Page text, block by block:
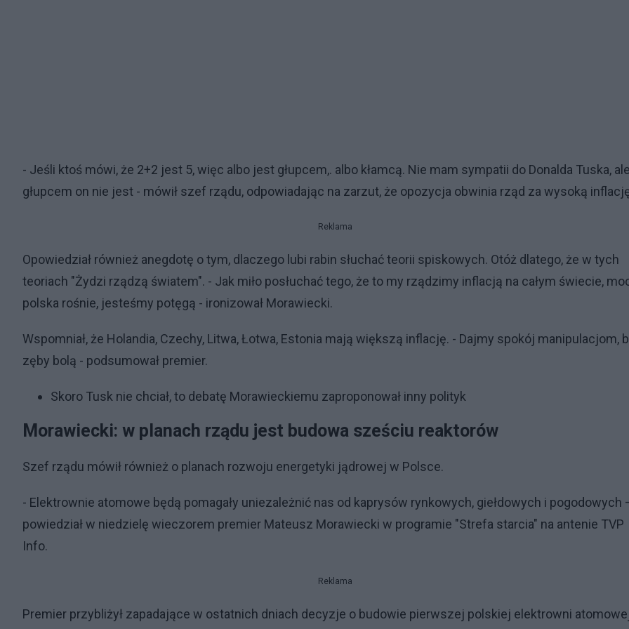
- Jeśli ktoś mówi, że 2+2 jest 5, więc albo jest głupcem,. albo kłamcą. Nie mam sympatii do Donalda Tuska, ale
głupcem on nie jest - mówił szef rządu, odpowiadając na zarzut, że opozycja obwinia rząd za wysoką
Reklama
Opowiedział również anegdotę o tym, dlaczego lubi rabin słuchać teorii spiskowych. Otóż dlatego, że w tych
teoriach "Żydzi rządzą światem". - Jak miło posłuchać tego, że to my rządzimy inflacją na całym świecie,
polska rośnie, jesteśmy potęgą - ironizował Morawiecki.
Wspomniał, że Holandia, Czechy, Litwa, Łotwa, Estonia mają większą inflację. - Dajmy spokój manipulacjom,
zęby bolą - podsumował premier.
Skoro Tusk nie chciał, to debatę Morawieckiemu zaproponował inny polityk
Morawiecki: w planach rządu jest budowa sześciu reaktorów
Szef rządu mówił również o planach rozwoju energetyki jądrowej w Polsce.
- Elektrownie atomowe będą pomagały uniezależnić nas od kaprysów rynkowych, giełdowych i pogodowych
powiedział w niedzielę wieczorem premier Mateusz Morawiecki w programie "Strefa starcia" na antenie TVP
Info.
Reklama
Premier przybliżył zapadające w ostatnich dniach decyzje o budowie pierwszej polskiej elektrowni